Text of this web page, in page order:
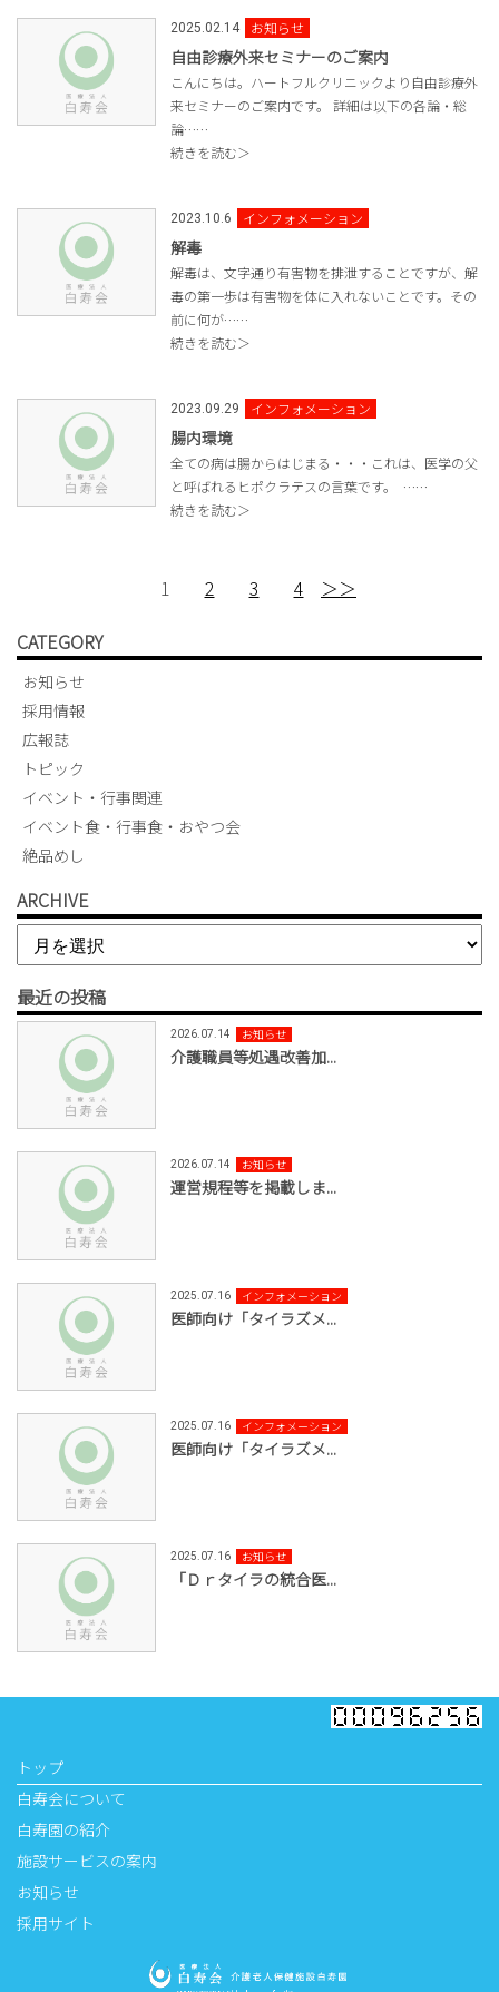
2025.02.14 お知らせ
自由診療外来セミナーのご案内
こんにちは。ハートフルクリニックより自由診療外
来セミナーのご案内です。 詳細は以下の各論・総
論……
続きを読む＞
2023.10.6 インフォメーション
解毒
解毒は、文字通り有害物を排泄することですが、解
毒の第一歩は有害物を体に入れないことです。その
前に何が……
続きを読む＞
2023.09.29 インフォメーション
腸内環境
全ての病は腸からはじまる・・・これは、医学の父
と呼ばれるヒポクラテスの言葉です。 ……
続きを読む＞
1 2 3 4
＞＞
CATEGORY
お知らせ
採用情報
広報誌
トピック
イベント・行事関連
イベント食・行事食・おやつ会
絶品めし
ARCHIVE
最近の投稿
2026.07.14 お知らせ
介護職員等処遇改善加...
2026.07.14 お知らせ
運営規程等を掲載しま...
2025.07.16 インフォメーション
医師向け「タイラズメ...
2025.07.16 インフォメーション
医師向け「タイラズメ...
2025.07.16 お知らせ
「Ｄｒタイラの統合医...
トップ
白寿会について
白寿園の紹介
施設サービスの案内
お知らせ
採用サイト